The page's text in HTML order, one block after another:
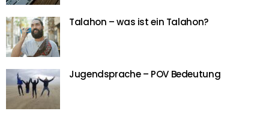
Talahon – was ist ein Talahon?
Jugendsprache – POV Bedeutung